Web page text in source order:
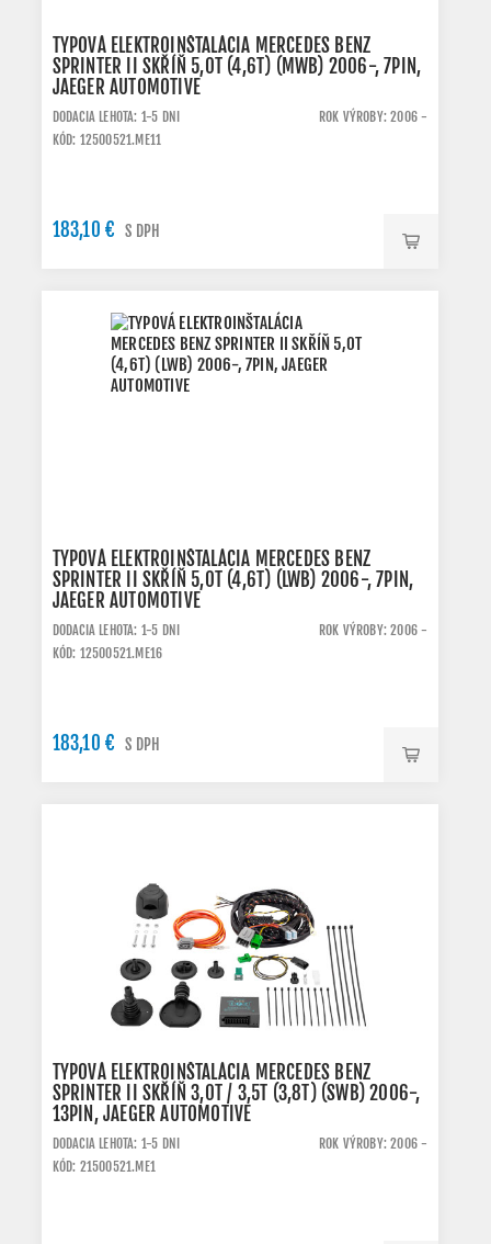
TYPOVÁ ELEKTROINŠTALÁCIA MERCEDES BENZ
SPRINTER II SKŘÍŇ 5,0T (4,6T) (MWB) 2006-, 7PIN,
JAEGER AUTOMOTIVE
DODACIA LEHOTA: 1-5 DNI
ROK VÝROBY: 2006 -
KÓD: 12500521.ME11
183,10 € S DPH
TYPOVÁ ELEKTROINŠTALÁCIA MERCEDES BENZ
SPRINTER II SKŘÍŇ 5,0T (4,6T) (LWB) 2006-, 7PIN,
JAEGER AUTOMOTIVE
DODACIA LEHOTA: 1-5 DNI
ROK VÝROBY: 2006 -
KÓD: 12500521.ME16
183,10 € S DPH
TYPOVÁ ELEKTROINŠTALÁCIA MERCEDES BENZ
SPRINTER II SKŘÍŇ 3,0T / 3,5T (3,8T) (SWB) 2006-,
13PIN, JAEGER AUTOMOTIVE
DODACIA LEHOTA: 1-5 DNI
ROK VÝROBY: 2006 -
KÓD: 21500521.ME1